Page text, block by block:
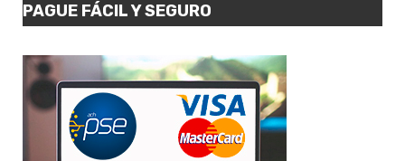
PAGUE FÁCIL Y SEGURO